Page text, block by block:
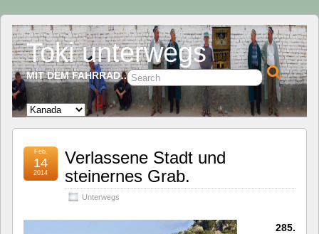
Toki unterwegs
MIT DEM FAHRRAD…
Verlassene Stadt und
steinernes Grab.
Unterwegs
Feb.
14
2014
285.